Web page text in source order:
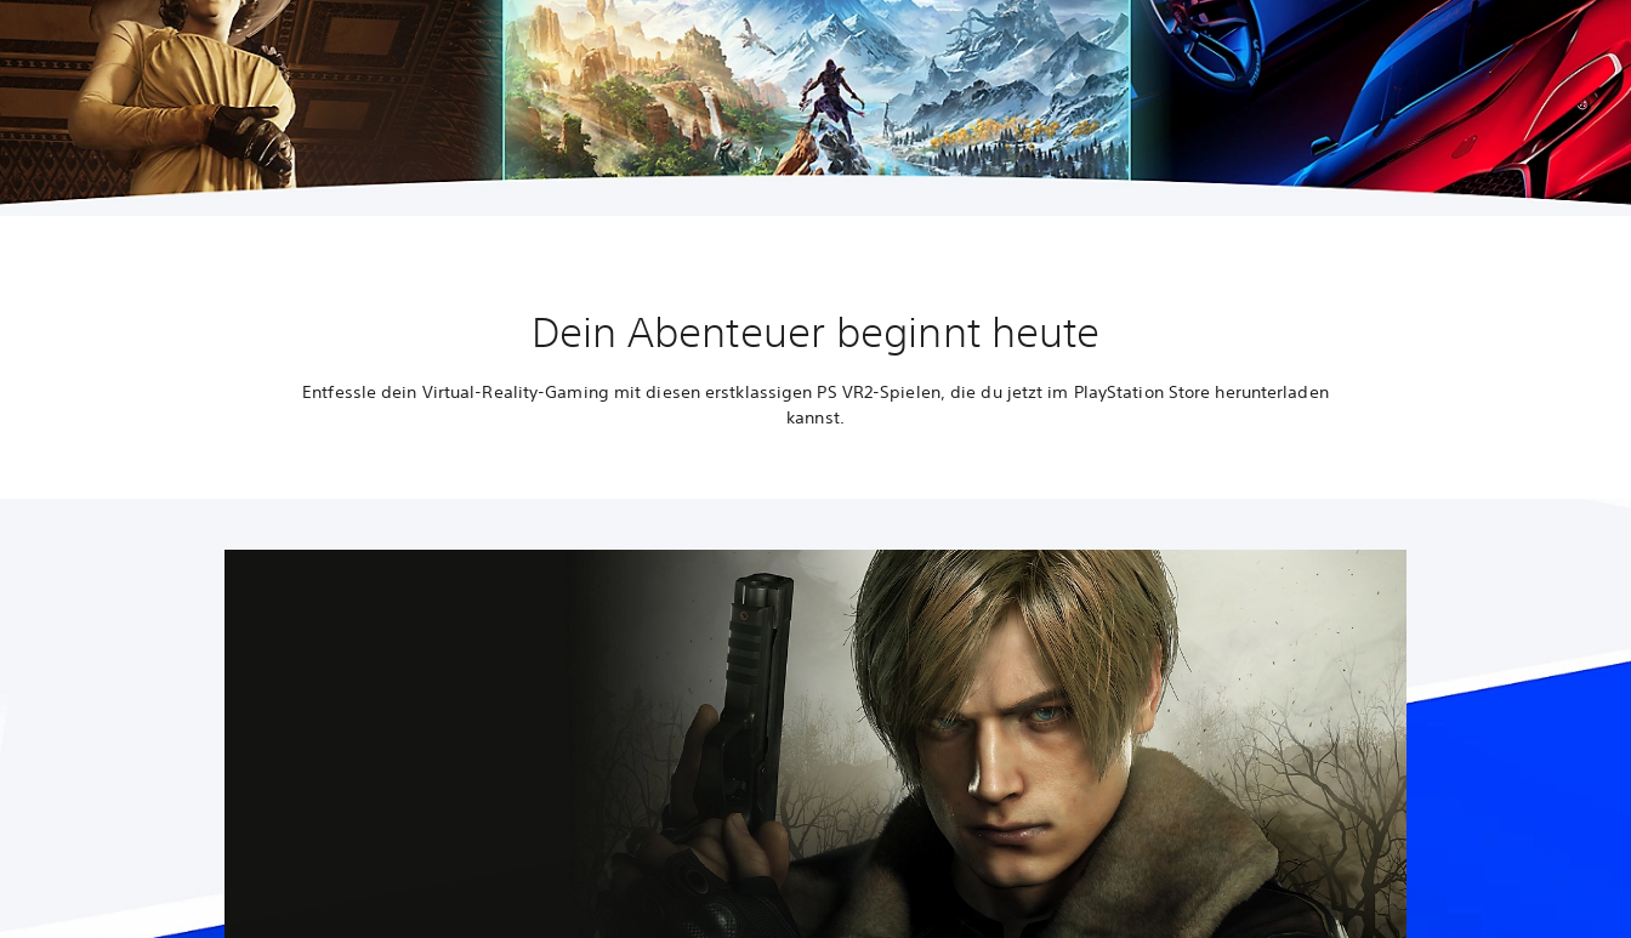
Dein Abenteuer beginnt heute
Entfessle dein Virtual-Reality-Gaming mit diesen erstklassigen PS VR2-Spielen, die du jetzt im PlayStation Store herunterladen
kannst.